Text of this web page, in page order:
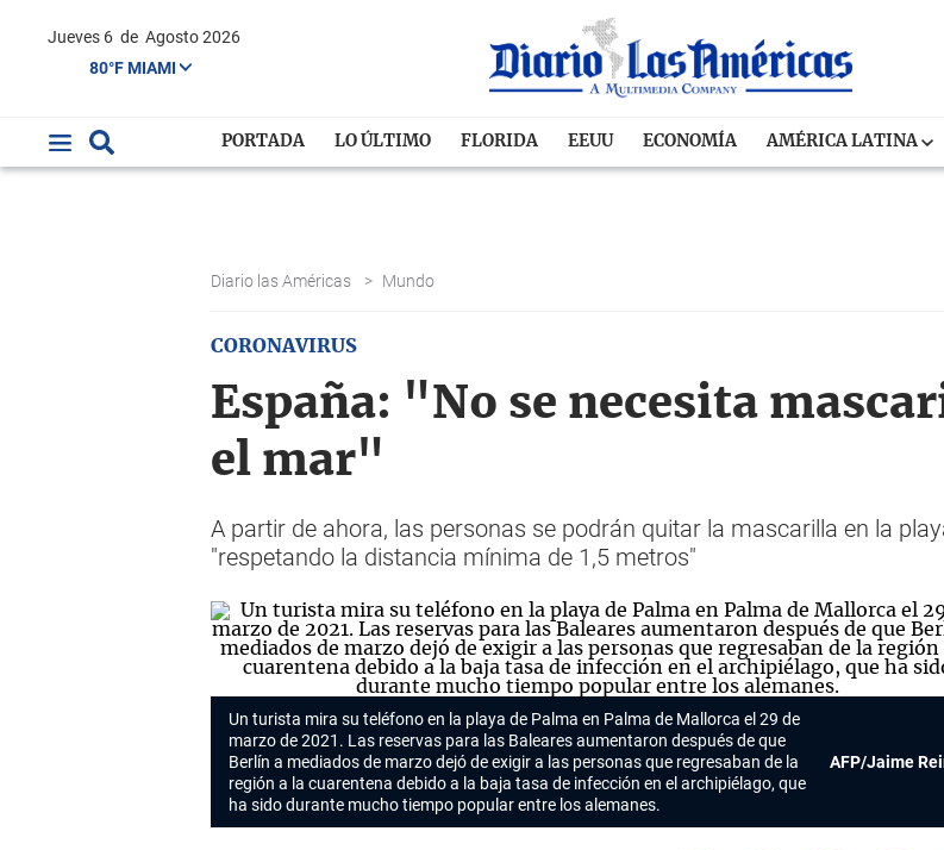
Jueves 6 de Agosto 2026
80°F MIAMI
PORTADA LO ÚLTIMO FLORIDA EEUU ECONOMÍA AMÉRICA LATINA
Diario las Américas > Mundo
CORONAVIRUS
España: "No se necesita
el mar"
A partir de ahora, las personas se podrán quitar la mascarilla en la
"respetando la distancia mínima de 1,5 metros"
Un turista mira su teléfono en la playa de Palma en Palma de Mallorca el 29 de
marzo de 2021. Las reservas para las Baleares aumentaron después de que
Berlín a mediados de marzo dejó de exigir a las personas que regresaban de la
región a la cuarentena debido a la baja tasa de infección en el archipiélago, que
ha sido durante mucho tiempo popular entre los alemanes.
AFP/Jaime